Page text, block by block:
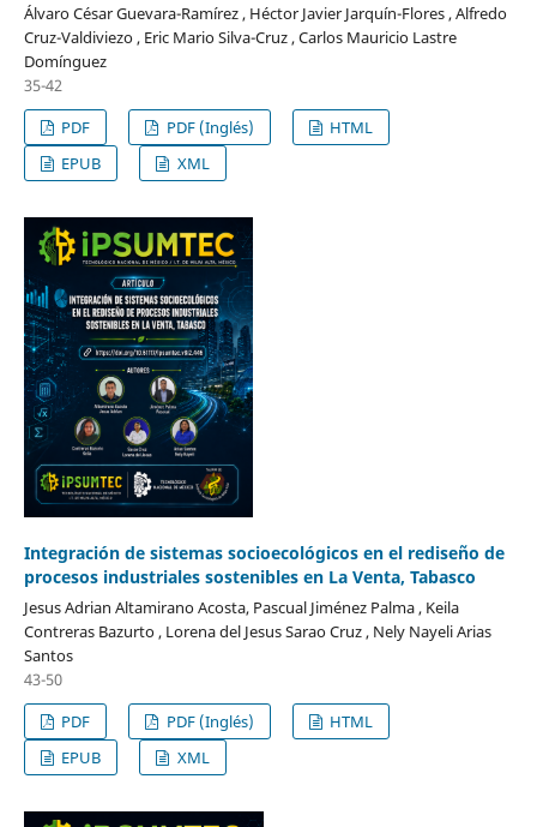
Álvaro César Guevara-Ramírez , Héctor Javier Jarquín-Flores , Alfredo
Cruz-Valdiviezo , Eric Mario Silva-Cruz , Carlos Mauricio Lastre
Domínguez
35-42
PDF
PDF (Inglés)
HTML
EPUB
XML
Integración de sistemas socioecológicos en el rediseño de
procesos industriales sostenibles en La Venta, Tabasco
Jesus Adrian Altamirano Acosta, Pascual Jiménez Palma , Keila
Contreras Bazurto , Lorena del Jesus Sarao Cruz , Nely Nayeli Arias
Santos
43-50
PDF
PDF (Inglés)
HTML
EPUB
XML